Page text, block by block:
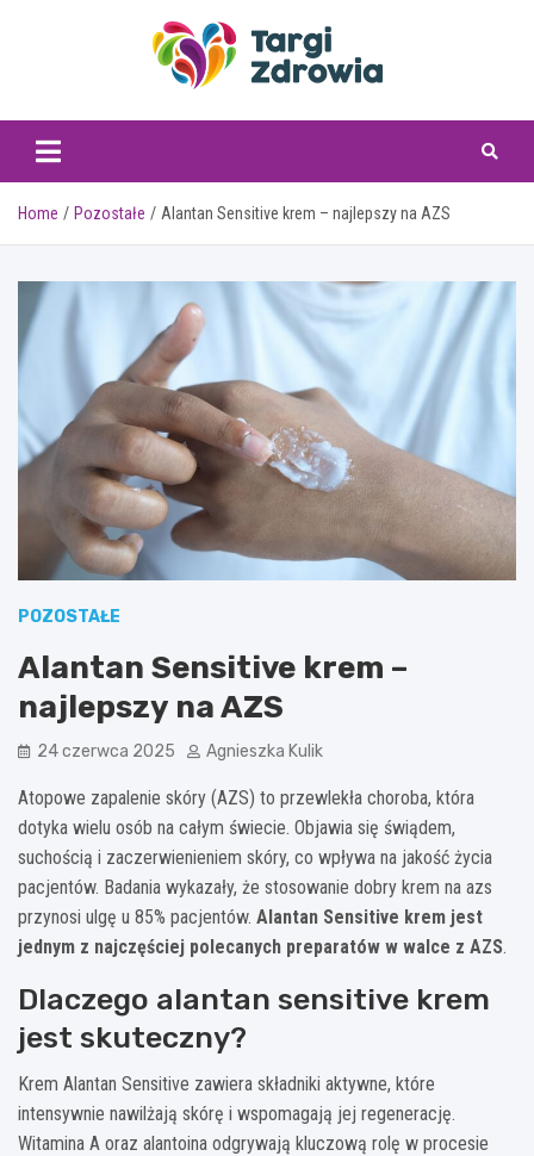
targizdrowia.pl
Home Pozostałe Alantan Sensitive krem – najlepszy na AZS
POZOSTAŁE
Alantan Sensitive krem –
najlepszy na AZS
24 czerwca 2025 Agnieszka Kulik
Atopowe zapalenie skóry (AZS) to przewlekła choroba, która
dotyka wielu osób na całym świecie. Objawia się świądem,
suchością i zaczerwienieniem skóry, co wpływa na jakość życia
pacjentów. Badania wykazały, że stosowanie dobry krem na azs
przynosi ulgę u 85% pacjentów. Alantan Sensitive krem jest
jednym z najczęściej polecanych preparatów w walce z AZS.
Dlaczego alantan sensitive krem
jest skuteczny?
Krem Alantan Sensitive zawiera składniki aktywne, które
intensywnie nawilżają skórę i wspomagają jej regenerację.
Witamina A oraz alantoina odgrywają kluczową rolę w procesie